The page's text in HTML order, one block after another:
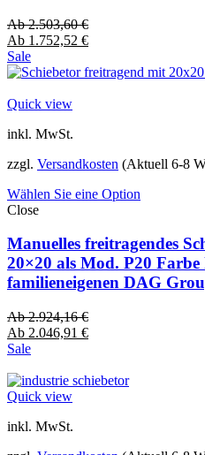
Ab2.503,60€
Ab 1.752,52 €
Sale
Quick view
inkl. MwSt.
zzgl. Versandkosten (Aktuell 6-8
Wählen Sie eine Option
Close
Manuelles freitragendes
20×20 als Mod. P20
familieneigenen DAG
Ab2.924,16€
Ab 2.046,91 €
Sale
Quick view
inkl. MwSt.